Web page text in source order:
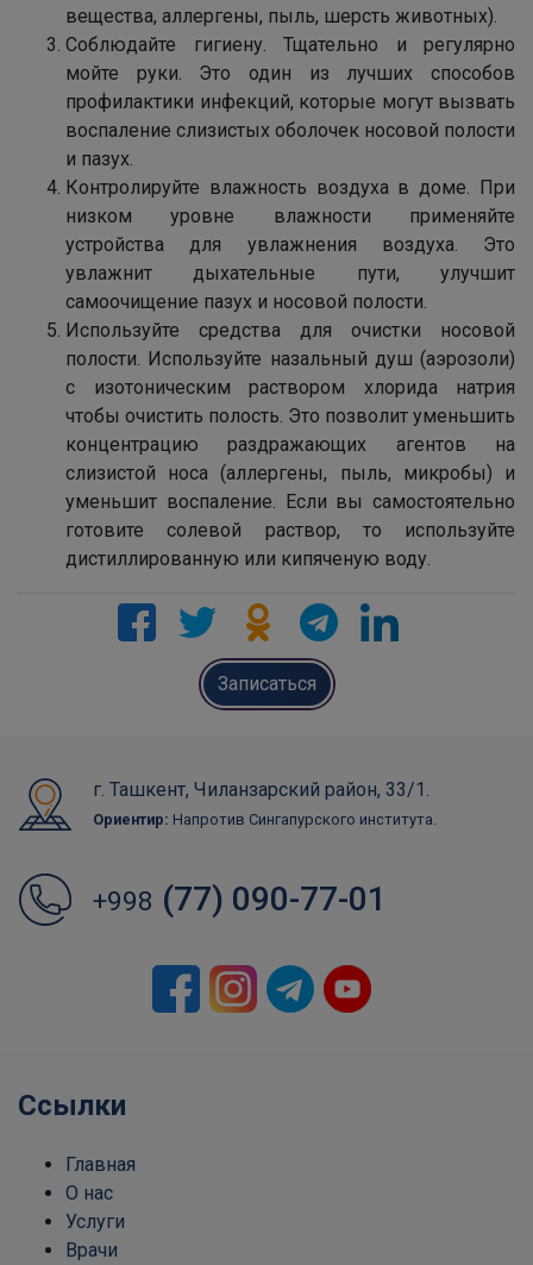
вещества, аллергены, пыль, шерсть животных).
Соблюдайте гигиену. Тщательно и регулярно
мойте руки. Это один из лучших способов
профилактики инфекций, которые могут вызвать
воспаление слизистых оболочек носовой полости
и пазух.
Контролируйте влажность воздуха в доме. При
низком уровне влажности применяйте
устройства для увлажнения воздуха. Это
увлажнит дыхательные пути, улучшит
самоочищение пазух и носовой полости.
Используйте средства для очистки носовой
полости. Используйте назальный душ (аэрозоли)
с изотоническим раствором хлорида натрия
чтобы очистить полость. Это позволит уменьшить
концентрацию раздражающих агентов на
слизистой носа (аллергены, пыль, микробы) и
уменьшит воспаление. Если вы самостоятельно
готовите солевой раствор, то используйте
дистиллированную или кипяченую воду.
Записаться
г. Ташкент, Чиланзарский район, 33/1.
Ориентир: Напротив Сингапурского института.
+998 (77) 090-77-01
Ссылки
Главная
О нас
Услуги
Врачи